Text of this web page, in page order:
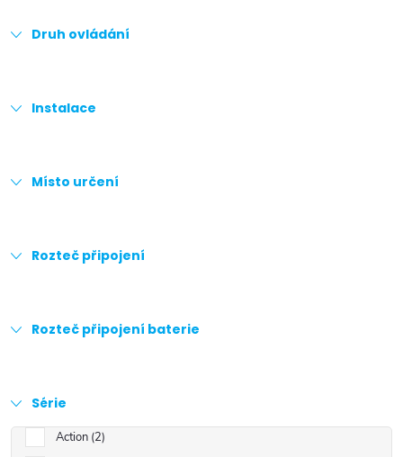
Druh ovládání
Instalace
Místo určení
Rozteč připojení
Rozteč připojení baterie
Série
Action 2